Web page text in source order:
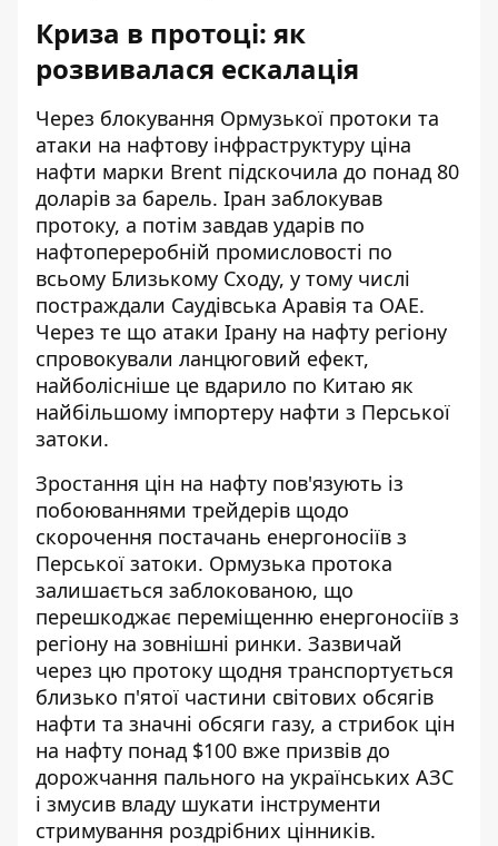
Криза в протоці: як
розвивалася ескалація
Через блокування Ормузької протоки та
атаки на нафтову інфраструктуру ціна
нафти марки Brent підскочила до понад 80
доларів за барель. Іран заблокував
протоку, а потім завдав ударів по
нафтопереробній промисловості по
всьому Близькому Сходу, у тому числі
постраждали Саудівська Аравія та ОАЕ.
Через те що атаки Ірану на нафту регіону
спровокували ланцюговий ефект,
найболісніше це вдарило по Китаю як
найбільшому імпортеру нафти з Перської
затоки.
Зростання цін на нафту пов'язують із
побоюваннями трейдерів щодо
скорочення постачань енергоносіїв з
Перської затоки. Ормузька протока
залишається заблокованою, що
перешкоджає переміщенню енергоносіїв з
регіону на зовнішні ринки. Зазвичай
через цю протоку щодня транспортується
близько п'ятої частини світових обсягів
нафти та значні обсяги газу, а стрибок цін
на нафту понад $100 вже призвів до
дорожчання пального на українських АЗС
і змусив владу шукати інструменти
стримування роздрібних цінників.